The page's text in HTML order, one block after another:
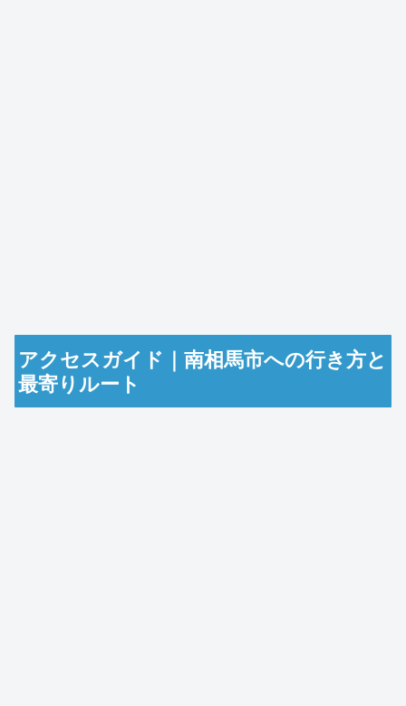
アクセスガイド｜南相馬市への行き方と
最寄りルート